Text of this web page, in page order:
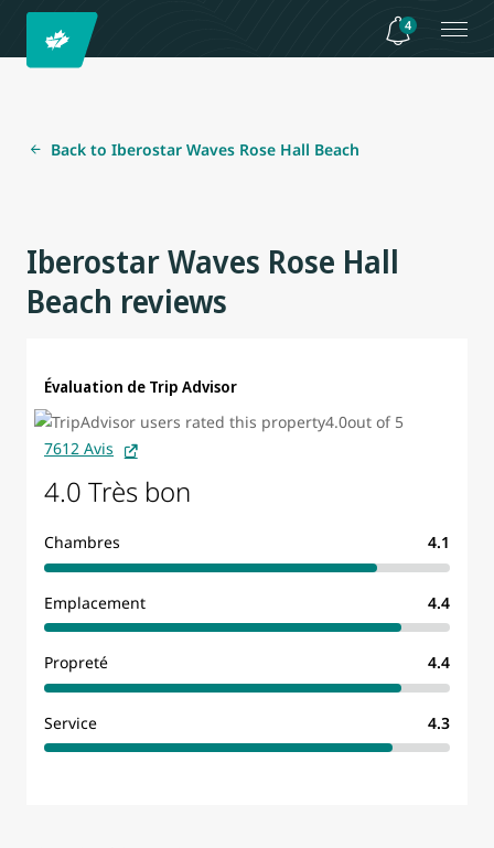
4
Back to Iberostar Waves Rose Hall Beach
Iberostar Waves Rose Hall
Beach reviews
Évaluation de Trip Advisor
7612 Avis
4.0 Très bon
Chambres 4.1
Emplacement 4.4
Propreté 4.4
Service 4.3